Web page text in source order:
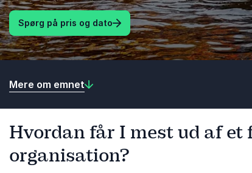
Spørg på pris og dato
Mere om emnet
Hvordan får I mest ud af
organisation?